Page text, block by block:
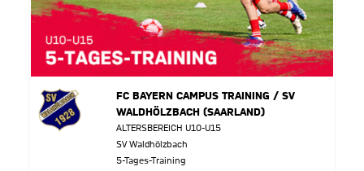
FC BAYERN CAMPUS TRAINING / SV
WALDHÖLZBACH (SAARLAND)
ALTERSBEREICH U10-U15
SV Waldhölzbach
5-Tages-Training